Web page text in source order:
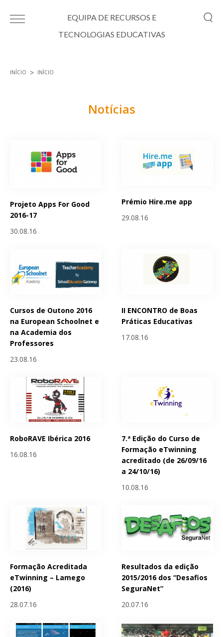
EQUIPA DE RECURSOS E
TECNOLOGIAS EDUCATIVAS
INÍCIO INÍCIO
Notícias
Projeto Apps For Good
2016-17
30.08.16
Prémio Hire.me app
29.08.16
Cursos de Outono 2016
na European Schoolnet e
na Academia dos
Professores
23.08.16
II ENCONTRO de Boas
Práticas Educativas
17.08.16
RoboRAVE Ibérica 2016
16.08.16
7.ª Edição do Curso de
Formação eTwinning
acreditado (de 26/09/16
a 24/10/16)
10.08.16
Formação Acreditada
eTwinning – Lamego
(2016)
28.07.16
Resultados da edição
2015/2016 dos “Desafios
SeguraNet”
20.07.16
Páginas